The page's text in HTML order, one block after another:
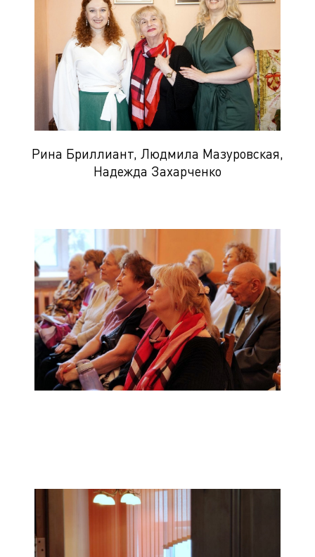
Рина Бриллиант, Людмила Мазуровская,
Надежда Захарченко